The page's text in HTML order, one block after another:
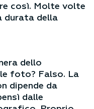
così. Molte volte
durata della
dello
foto? Falso. La
dipende da
dalle